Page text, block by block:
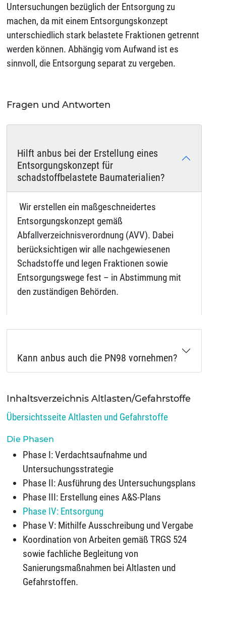
Untersuchungen bezüglich der Entsorgung zu
machen, da mit einem Entsorgungskonzept
unterschiedlich stark belastete Fraktionen getrennt
werden können. Abhängig vom Aufwand ist es
sinnvoll, die Entsorgung separat zu vergeben.
Fragen und Antworten
Hilft anbus bei der Erstellung eines
Entsorgungskonzept für
schadstoffbelastete Baumaterialien?
Wir erstellen ein maßgeschneidertes
Entsorgungskonzept gemäß
Abfallverzeichnisverordnung (AVV). Dabei
berücksichtigen wir alle nachgewiesenen
Schadstoffe und legen Fraktionen sowie
Entsorgungswege fest – in Abstimmung mit
den zuständigen Behörden.
Kann anbus auch die PN98 vornehmen?
Inhaltsverzeichnis Altlasten/Gefahrstoffe
Übersichtsseite Altlasten und Gefahrstoffe
Die Phasen
Phase I: Verdachtsaufnahme und
Untersuchungsstrategie
Phase II: Ausführung des Untersuchungsplans
Phase III: Erstellung eines A&S-Plans
Phase IV: Entsorgung
Phase V: Mithilfe Ausschreibung und Vergabe
Koordination von Arbeiten gemäß TRGS 524
sowie fachliche Begleitung von
Sanierungsmaßnahmen bei Altlasten und
Gefahrstoffen.